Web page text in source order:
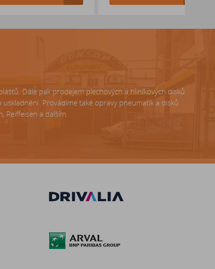
Dále pak prodejem plechových a hliníkových disků
Provádíme také opravy pneumatik a disků
Reiffeisen a dalším.